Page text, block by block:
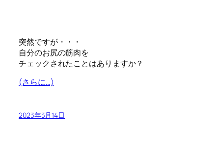
突然ですが・・・
自分のお尻の筋肉を
チェックされたことはありますか？
(さらに…)
2023年3月14日